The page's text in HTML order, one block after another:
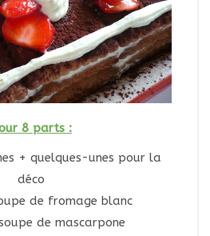
8 parts :
+ quelques-unes pour la
déco
de fromage blanc
de mascarpone